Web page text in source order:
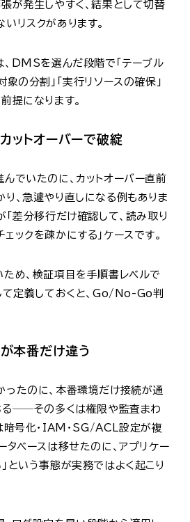
が発生しやすく、結果として切替
リスクがあります。
DMSを選んだ段階で「テーブル
象の分割」「実行リソースの確保」
提になります。
ットオーバーで破綻
でいたのに、カットオーバー直前
、急遽やり直しになる例もありま
「差分移行だけ確認して、読み取り
ックを疎かにする」ケースです。
め、検証項目を手順書レベルで
て定義しておくと、Go/No-Go判
が本番だけ違う
たのに、本番環境だけ接続が通
る──その多くは権限や監査まわ
暗号化・IAM・SG/ACL設定が複
タベースは移せたのに、アプリケー
という事態が実務ではよく起こり